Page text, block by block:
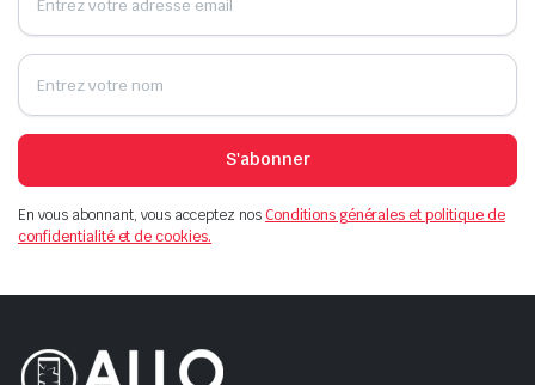
S'abonner
En vous abonnant, vous acceptez nosConditions générales et politique de
confidentialité et de cookies.